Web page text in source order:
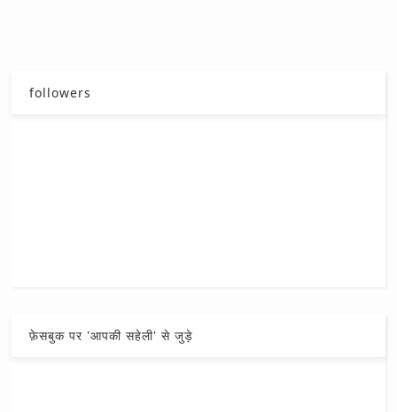
followers
फ़ेसबुक पर 'आपकी सहेली' से जुड़े